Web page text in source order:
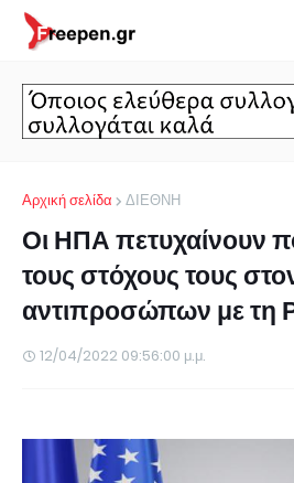
Αρχική σελίδα ΔΙΕΘΝΗ
Οι ΗΠΑ πετυχαίνουν
τους στόχους τους
αντιπροσώπων με τη
12/04/2022 09:56:00 μ.μ.